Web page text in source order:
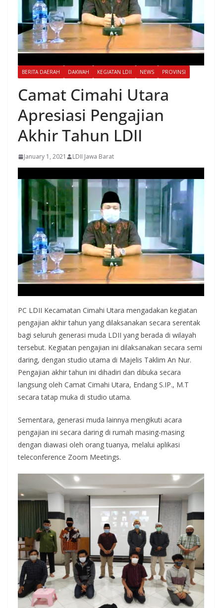
BERITA DAERAH DAKWAH KEGIATAN LDII NEWS PROVINSI
Camat Cimahi Utara
Apresiasi Pengajian
Akhir Tahun LDII
January 1, 2021 LDII Jawa Barat
PC LDII Kecamatan Cimahi Utara mengadakan kegiatan
pengajian akhir tahun yang dilaksanakan secara serentak
bagi seluruh generasi muda LDII yang berada di wilayah
tersebut. Kegiatan pengajian ini dilaksanakan secara semi
daring, dengan studio utama di Majelis Taklim An Nur.
Pengajian akhir tahun ini dihadiri dan dibuka secara
langsung oleh Camat Cimahi Utara, Endang S.IP., M.T
secara tatap muka di studio utama.
Sementara, generasi muda lainnya mengikuti acara
pengajian ini secara daring di rumah masing-masing
dengan diawasi oleh orang tuanya, melalui aplikasi
teleconference Zoom Meetings.